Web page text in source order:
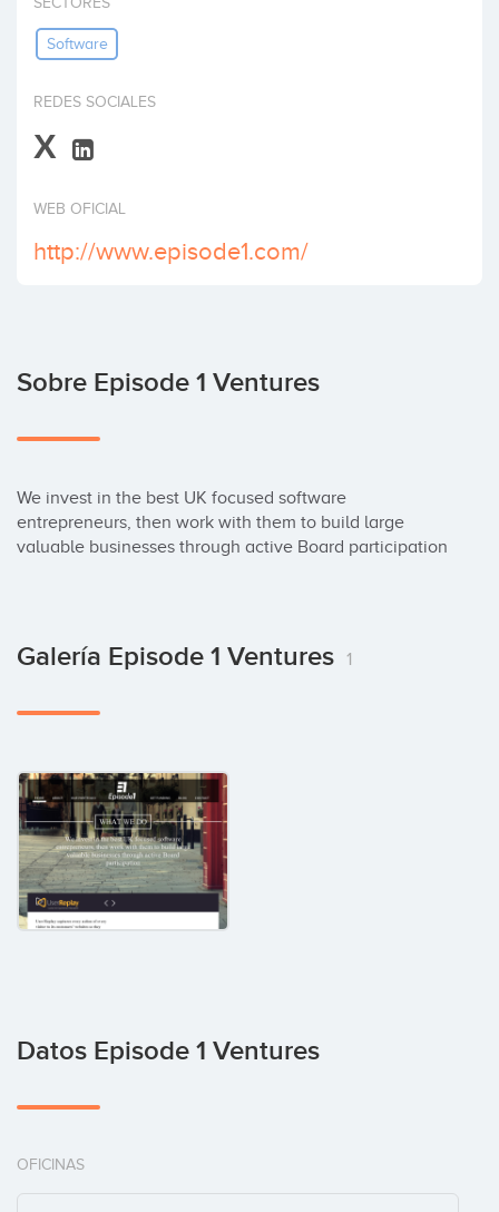
Software
REDES SOCIALES
X
WEB OFICIAL
http://www.episode1.com/
Sobre Episode 1 Ventures
We invest in the best UK focused software
entrepreneurs, then work with them to build large
valuable businesses through active Board participation
Galería Episode 1 Ventures 1
Datos Episode 1 Ventures
OFICINAS